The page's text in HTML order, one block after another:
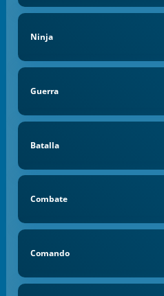
Ninja
Guerra
Batalla
Combate
Comando